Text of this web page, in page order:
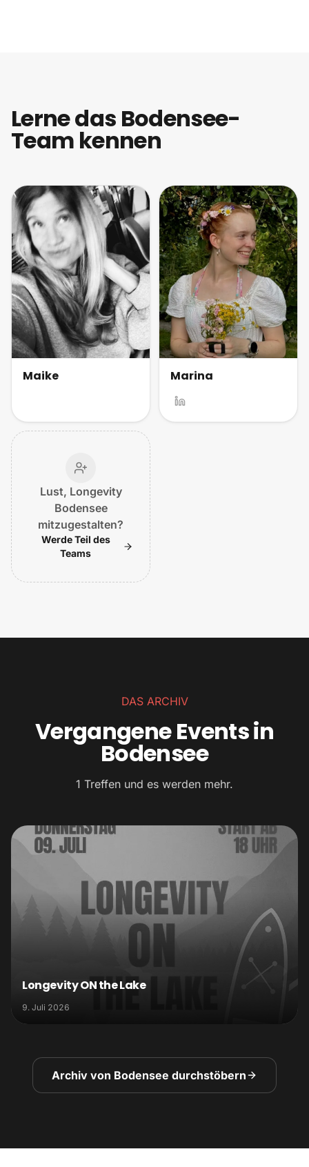
Lerne das Bodensee-
Team kennen
Maike Marina
Lust, Longevity
Bodensee
mitzugestalten?
Werde Teil des
Teams
DAS ARCHIV
Vergangene Events in
Bodensee
1 Treffen und es werden mehr.
Longevity ON the Lake
9. Juli 2026
Archiv von Bodensee durchstöbern